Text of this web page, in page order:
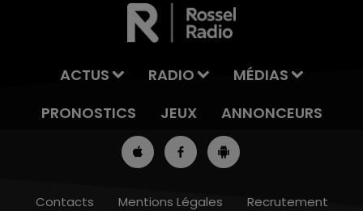
ACTUS RADIO
MÉDIAS
PRONOSTICS
JEUX ANNONCEURS
Contacts Mentions Légales
Recrutement